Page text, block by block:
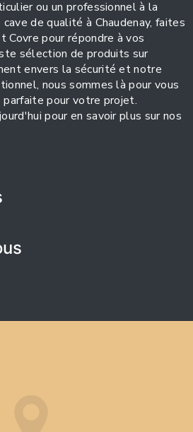
ou un professionnel à la
de qualité à Chaudenay, faites
Covre pour répondre à vos
sélection de produits sur
envers la sécurité et notre
nous sommes là pour vous
pour votre projet.
pour en savoir plus sur nos